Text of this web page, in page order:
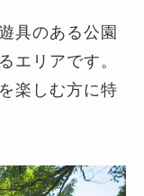
具のある公園
エリアです。
楽しむ方に特